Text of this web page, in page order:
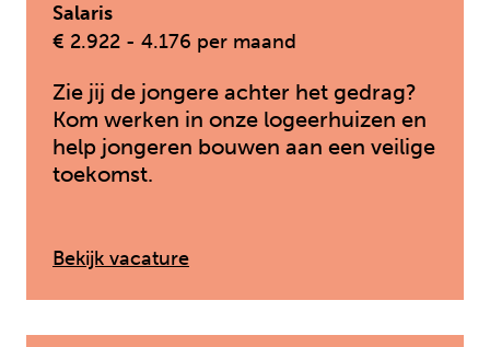
Salaris
€ 2.922 - 4.176 per maand
Zie jij de jongere achter het gedrag?
Kom werken in onze logeerhuizen en
help jongeren bouwen aan een veilige
toekomst.
Bekijk vacature: Pedagogisch medewerker